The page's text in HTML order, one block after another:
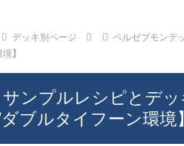
デッキ別ページ
ベルゼブモンデ
】
ンプルレシピとデ
ブルタイフーン環境】